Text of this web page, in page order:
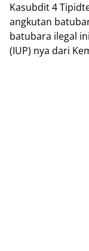
Kasubdit 4
angkutan
batubara ilegal
(IUP) nya dari